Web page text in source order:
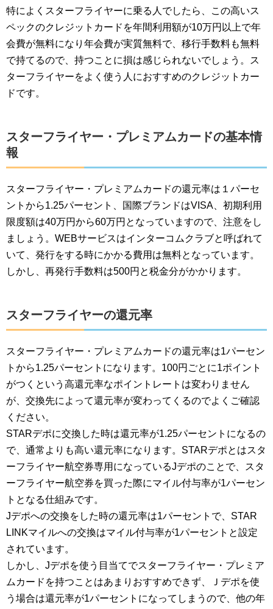
特によくスターフライヤーに乗る人でしたら、この高いス
ペックのクレジットカードを年間利用額が10万円以上で年
会費が無料になり年会費が実質無料で、移行手数料も無料
で持てるので、持つことに損は感じられないでしょう。ス
ターフライヤーをよく使う人におすすめのクレジットカー
ドです。
スターフライヤー・プレミアムカードの基本情
報
スターフライヤー・プレミアムカードの還元率は１パーセ
ントから1.25パーセント、国際ブランドはVISA、初期利用
限度額は40万円から60万円となっていますので、注意をし
ましょう。WEBサービスはインターコムクラブと呼ばれて
いて、発行をする時にかかる費用は無料となっています。
しかし、再発行手数料は500円と税金分がかかります。
スターフライヤーの還元率
スターフライヤー・プレミアムカードの還元率は1パーセン
トから1.25パーセントになります。100円ごとに1ポイント
がつくという高還元率なポイントレートは変わりません
が、交換先によって還元率が変わってくるのでよくご確認
ください。
STARデポに交換した時は還元率が1.25パーセントになるの
で、通常よりも高い還元率になります。STARデポとはスタ
ーフライヤー航空券専用になっているJデポのことで、スタ
ーフライヤー航空券を買った際にマイル付与率が1パーセン
トとなる仕組みです。
Jデポへの交換をした時の還元率は1パーセントで、STAR
LINKマイルへの交換はマイル付与率が1パーセントと設定
されています。
しかし、Jデポを使う目当てでスターフライヤー・プレミア
ムカードを持つことはあまりおすすめできず、Ｊデポを使
う場合は還元率が1パーセントになってしまうので、他の年